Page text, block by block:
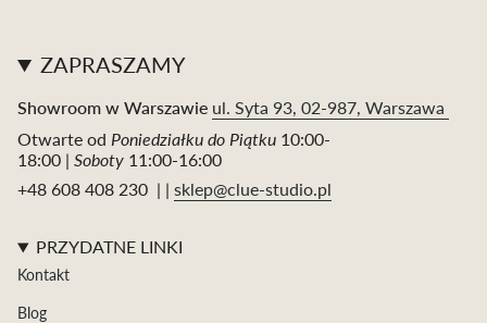
ZAPRASZAMY
Showroom w Warszawie ul. Syta 93, 02-987, Warszawa
Otwarte od Poniedziałku do Piątku 10:00-
18:00 | Soboty 11:00-16:00
+48 608 408 230 | | sklep@clue-studio.pl
PRZYDATNE LINKI
Kontakt
Blog